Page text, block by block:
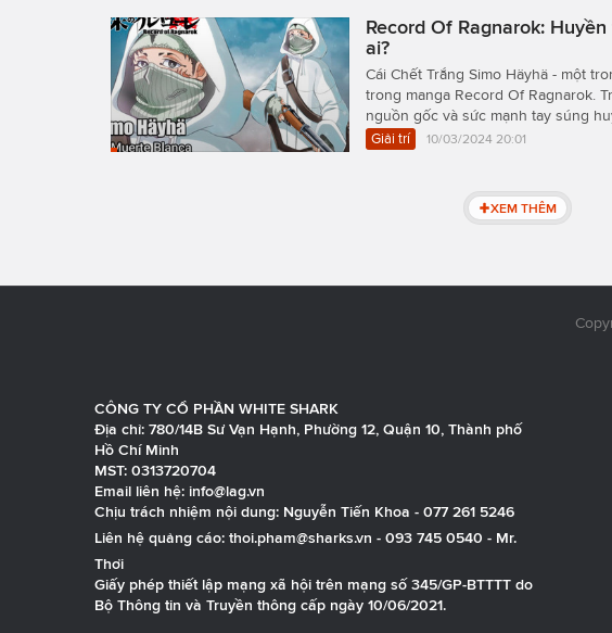
Record Of Ragnarok:
ai?
Cái Chết Trắng Simo Häyhä - một
trong manga Record Of Ragnarok.
nguồn gốc và sức mạnh tay súng
Giải trí
10/03/2024 20:01
XEM THÊM
CÔNG TY CỔ PHẦN WHITE SHARK
Địa chỉ: 780/14B Sư Vạn Hạnh, Phường 12, Quận 10, Thành phố
Hồ Chí Minh
MST: 0313720704
Email liên hệ: info@lag.vn
Chịu trách nhiệm nội dung: Nguyễn Tiến Khoa - 077 261 5246
Liên hệ quảng cáo: thoi.pham@sharks.vn - 093 745 0540 - Mr.
Thơi
Giấy phép thiết lập mạng xã hội trên mạng số 345/GP-BTTTT do
Bộ Thông tin và Truyền thông cấp ngày 10/06/2021.